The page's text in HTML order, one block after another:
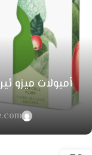
أمبولات ميزو